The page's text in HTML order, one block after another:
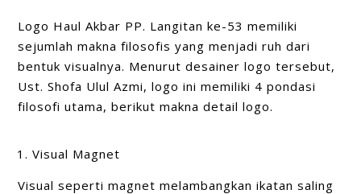
Logo Haul Akbar PP. Langitan ke-53 memiliki
sejumlah makna filosofis yang menjadi ruh dari
bentuk visualnya. Menurut desainer logo tersebut,
Ust. Shofa Ulul Azmi, logo ini memiliki 4 pondasi
filosofi utama, berikut makna detail logo.
Visual Magnet
Visual seperti magnet melambangkan ikatan saling